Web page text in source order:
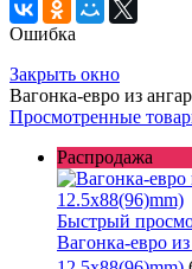
Ошибка
Закрыть окно
Вагонка-евро из
Просмотренные
Распродажа
Быстрый
Вагонка-евро